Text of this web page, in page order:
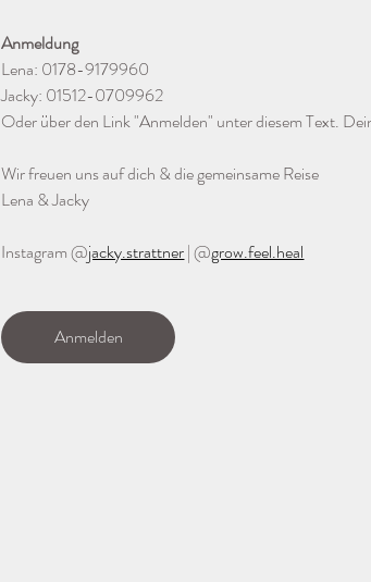
Anmeldung
Lena: 0178-9179960
Jacky: 01512-0709962
Oder über den Link "Anmelden" unter diesem Text.
Wir freuen uns auf dich & die gemeinsame Reise
Lena & Jacky
Instagram @jacky.strattner | @grow.feel.heal
Anmelden